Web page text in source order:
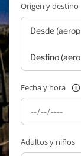
Origen y destino
Fecha y hora
Adultos y niños